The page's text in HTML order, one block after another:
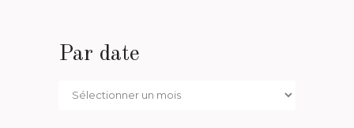
Par date
Par